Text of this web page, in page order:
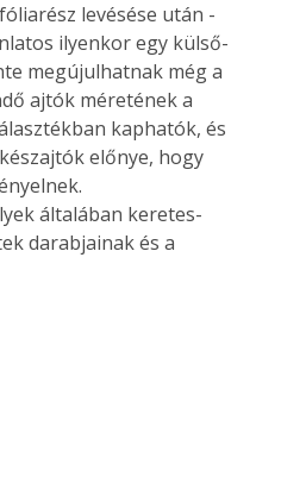
levésése után -
ilyenkor egy külső-
megújulhatnak még a
ajtók méretének a
kaphatók, és
előnye, hogy
általában keretes-
darabjainak és a